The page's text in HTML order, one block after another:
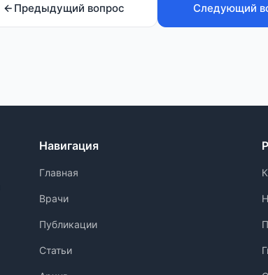
Предыдущий вопрос Следующий
Навигация
Главная
Врачи
Публикации
Статьи